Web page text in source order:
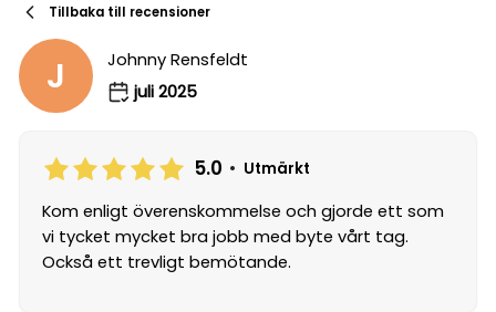
Tillbaka till recensioner
J
Johnny Rensfeldt
juli 2025
5.0 • Utmärkt
Kom enligt överenskommelse och gjorde ett som
vi tycket mycket bra jobb med byte vårt tag.
Också ett trevligt bemötande.